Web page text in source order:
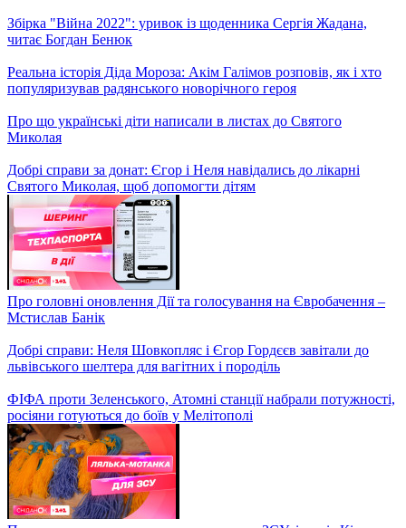
Плетуть сітки й виготовляють свічки: як діти з Загальців
Фінальний матч тримав у напрузі усіх глядачів аж до серії
пентальті – Ігор Циганик
Марафон добрих справ: Єгор Гордєєв і Неля Шовкопляс
виконують побажання українців за донати
Збірка "Війна 2022": уривок із щоденника Сергія Жадана,
читає Богдан Бенюк